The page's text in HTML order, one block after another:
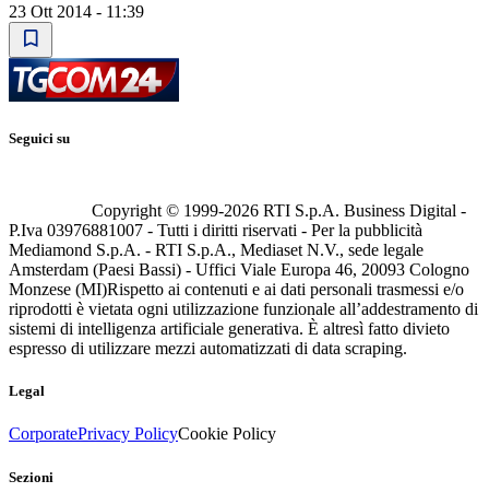
23 Ott 2014 - 11:39
Seguici su
Copyright © 1999-2026 RTI S.p.A. Business Digital -
P.Iva 03976881007 - Tutti i diritti riservati - Per la pubblicità
Mediamond S.p.A. - RTI S.p.A., Mediaset N.V., sede legale
Amsterdam (Paesi Bassi) - Uffici Viale Europa 46, 20093 Cologno
Monzese (MI)Rispetto ai contenuti e ai dati personali trasmessi e/o
riprodotti è vietata ogni utilizzazione funzionale all’addestramento di
sistemi di intelligenza artificiale generativa. È altresì fatto divieto
espresso di utilizzare mezzi automatizzati di data scraping.
Legal
CorporatePrivacy PolicyCookie Policy
Sezioni